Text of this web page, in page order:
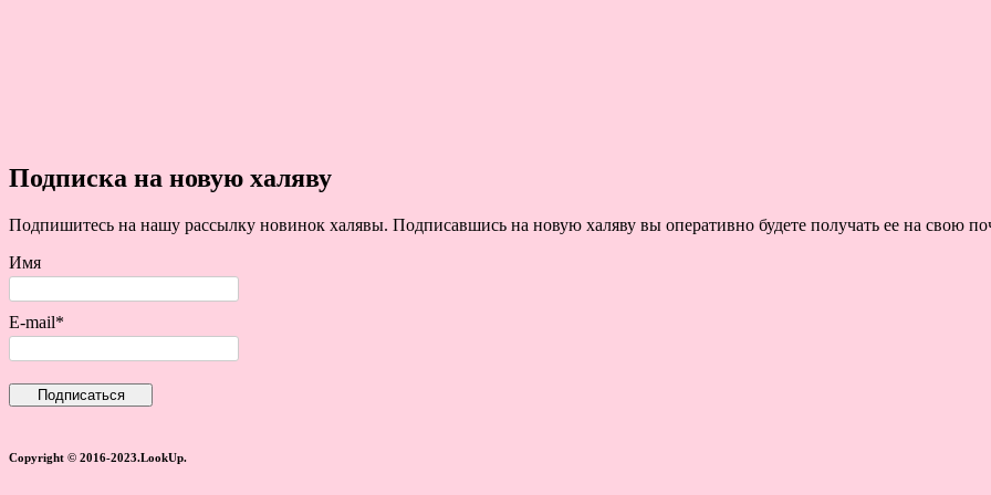
Подписка на новую халяву
Подпишитесь на нашу рассылку новинок халявы. Подписавшись на новую халяву вы оперативно будете получать ее на свою
Имя
E-mail*
Copyright © 2016-2023.LookUp.